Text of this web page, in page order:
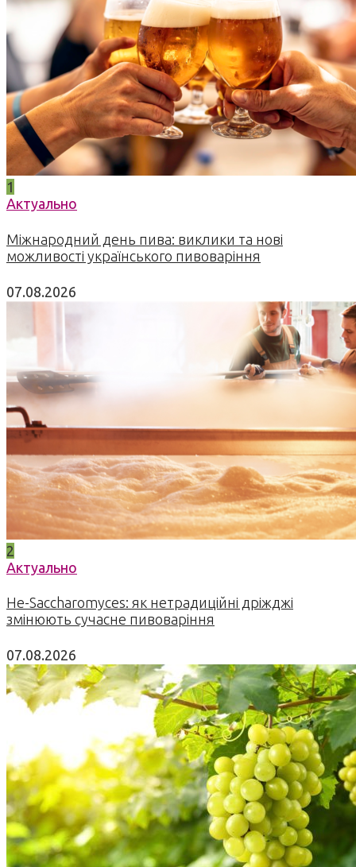
1
Актуально
Міжнародний день пива: виклики та нові
можливості українського пивоваріння
07.08.2026
2
Актуально
Не-Saccharomyces: як нетрадиційні дріжджі
змінюють сучасне пивоваріння
07.08.2026